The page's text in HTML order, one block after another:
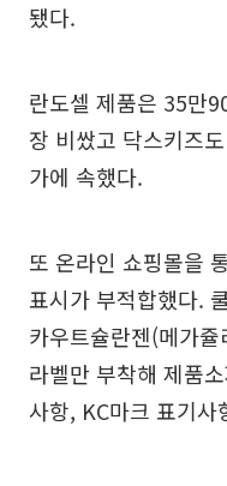
됐다.
란도셀 제품은 35만
장 비쌌고 닥스키즈
가에 속했다.
또 온라인 쇼핑몰을
표시가 부적합했다.
카우트슐란젠(메가
라벨만 부착해 제품
사항, KC마크 표기사